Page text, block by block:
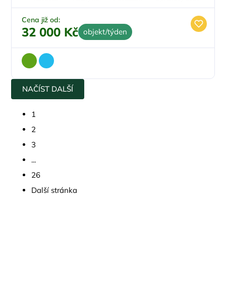
Zvířata povolena
Cena již od:
32 000 Kč objekt/týden
NAČÍST DALŠÍ
1
2
3
...
26
Další stránka